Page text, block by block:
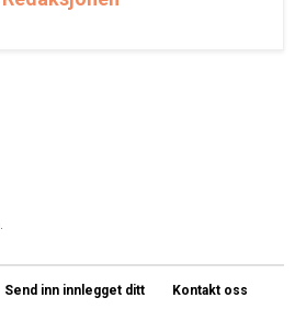
Send inn innlegget ditt
Kontakt oss